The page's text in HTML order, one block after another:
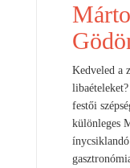
Kedveled a
festői
különleges